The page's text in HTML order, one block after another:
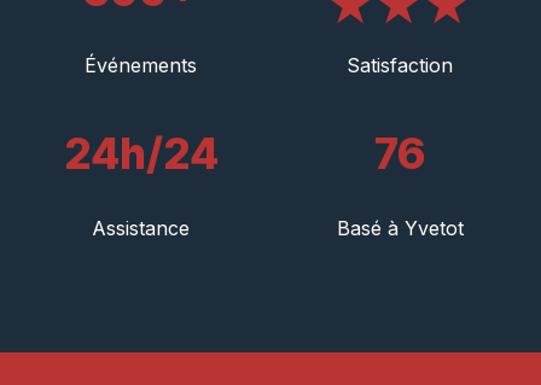
Événements Satisfaction
24h/24
Assistance
76
Basé à Yvetot